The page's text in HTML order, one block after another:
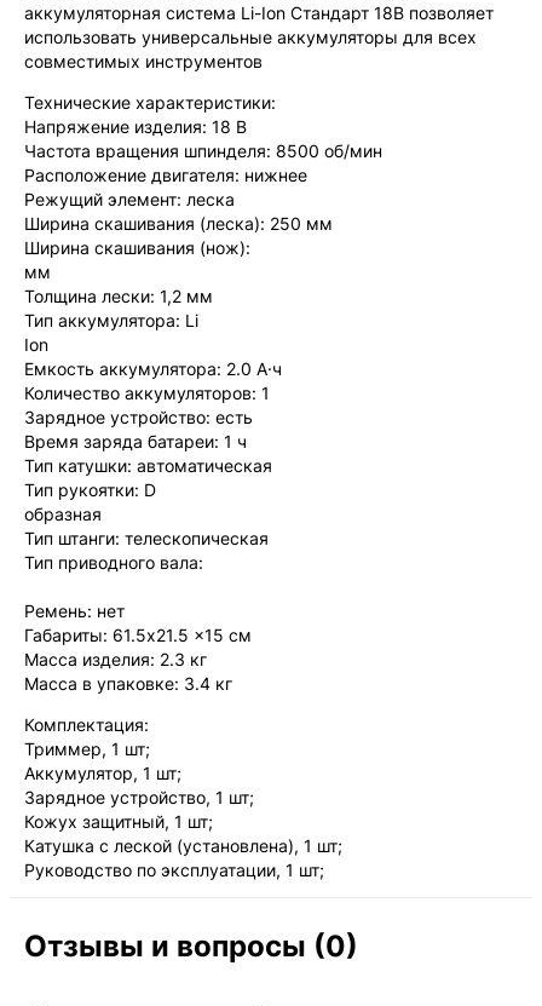
аккумуляторная система Li-Ion Стандарт 18В позволяет
использовать универсальные аккумуляторы для всех
совместимых инструментов
Технические характеристики:
Напряжение изделия: 18 В
Частота вращения шпинделя: 8500 об/мин
Расположение двигателя: нижнее
Режущий элемент: леска
Ширина скашивания (леска): 250 мм
Ширина скашивания (нож):
мм
Толщина лески: 1,2 мм
Тип аккумулятора: Li
Ion
Емкость аккумулятора: 2.0 А·ч
Количество аккумуляторов: 1
Зарядное устройство: есть
Время заряда батареи: 1 ч
Тип катушки: автоматическая
Тип рукоятки: D
образная
Тип штанги: телескопическая
Тип приводного вала:
Ремень: нет
Габариты: 61.5x21.5 x15 см
Масса изделия: 2.3 кг
Масса в упаковке: 3.4 кг
Комплектация:
Триммер, 1 шт;
Аккумулятор, 1 шт;
Зарядное устройство, 1 шт;
Кожух защитный, 1 шт;
Катушка с леской (установлена), 1 шт;
Руководство по эксплуатации, 1 шт;
Отзывы и вопросы (0)